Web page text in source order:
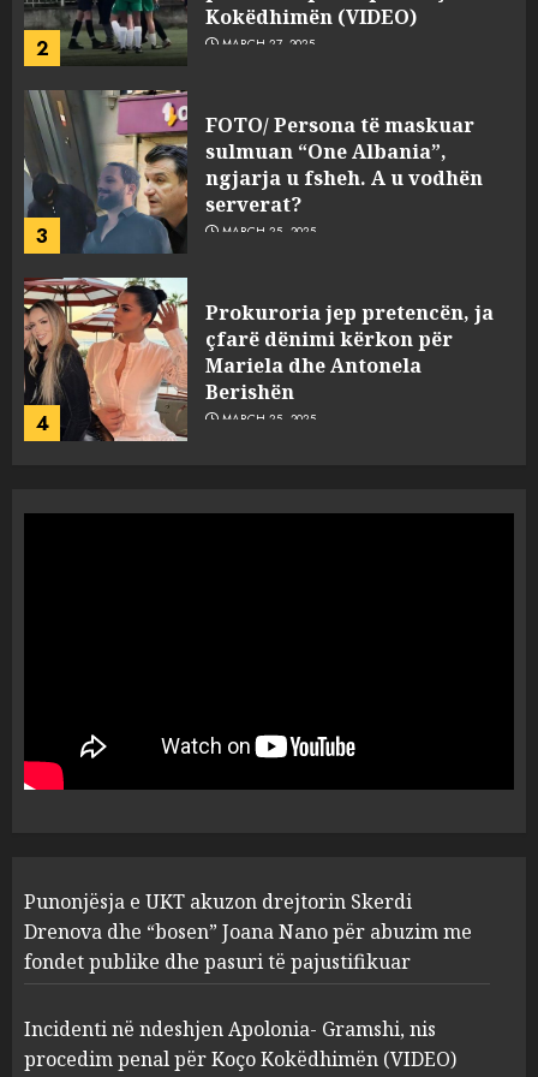
2
Kokëdhimën (VIDEO)
MARCH 27, 2025
3
FOTO/ Persona të maskuar
sulmuan “One Albania”,
ngjarja u fsheh. A u vodhën
serverat?
MARCH 25, 2025
4
Prokuroria jep pretencën, ja
çfarë dënimi kërkon për
Mariela dhe Antonela
Berishën
MARCH 25, 2025
1
“bosen” Joana Nano për
abuzim me fondet publike dhe
pasuri të pajustifikuar
2
Apolonia- Gramshi, nis
procedim penal për Koço
Kokëdhimën (VIDEO)
MARCH 27, 2025
FOTO/ Persona të maskuar
Punonjësja e UKT akuzon drejtorin Skerdi
Drenova dhe “bosen” Joana Nano për abuzim me
fondet publike dhe pasuri të pajustifikuar
Incidenti në ndeshjen Apolonia- Gramshi, nis
procedim penal për Koço Kokëdhimën (VIDEO)